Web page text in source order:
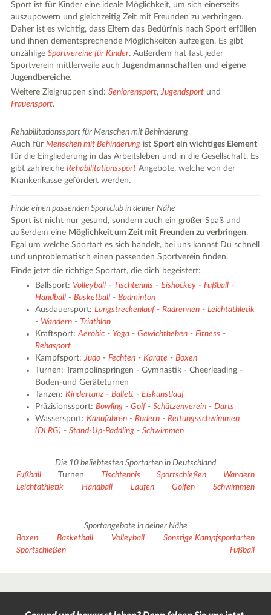
Sport ist für Kinder eine ideale Möglichkeit, um sich einerseits
auszupowern und gleichzeitig Zeit mit Freunden zu verbringen.
Daher ist es wichtig, dass Eltern das Bedürfnis nach Sport erfüllen
und ihnen dementsprechende Möglichkeiten aufzeigen. Es gibt
unzähligeSportvereine für Kinder. Außerdem hat fast jeder
Sportverein mittlerweile auchJugendmannschaften undeigene
Jugendbereiche.
Weitere Zielgruppen sind:Seniorensport, Jugendsport und
Frauensport.
Rehabilitationssport für Menschen mit Behinderung
Auch fürMenschen mit Behinderung istSport ein wichtiges Element
für die Eingliederung in das Arbeitsleben und in die Gesellschaft. Es
gibt zahlreicheRehabilitationssport Angebote, welche von der
Krankenkasse gefördert werden.
Finde einen passenden Sportclub in deiner Nähe
Sport ist nicht nur gesund, sondern auch ein großer Spaß und
außerdem eine Möglichkeit um Zeit mit Freunden zu verbringen.
Egal um welche Sportart es sich handelt, bei uns kannst Du schnell
und unproblematisch einen passenden Sportverein finden.
Finde jetzt die richtige Sportart, die dich begeistert:
Ballsport: Volleyball -Tischtennis -Eishockey -Fußball -
Handball -Basketball -Badminton
Ausdauersport:Langstreckenlauf-Radrennen -Leichtathletik
- Wandern -Triathlon
Kraftsport:Aerobic - Yoga -Gewichtheben -Fitness -
Rehasport
Kampfsport:Judo -Fechten -Karate -Boxen
Turnen: Trampolinspringen - Gymnastik - Cheerleading -
Boden-und Geräteturnen
Tanzen:Kindertanz -Ballett -Eiskunstlauf
Präzisionssport:Bowling -Golf-Schützenverein -Darts
Wassersport:Kanufahren -Rudern -Rettungsschwimmen
(DLRG) -Stand-Up-Paddling -Schwimmen
Die 10 beliebtesten Sportarten in Deutschland
Fußball
Turnen Tischtennis Sportschießen
Wandern
Leichtathletik
Handball Laufen Golfen Schwimmen
Sportangebote in deiner Nähe
Boxen
Basketball Volleyball
Sonstige Kampfsportarten
Sportschießen
Fußball